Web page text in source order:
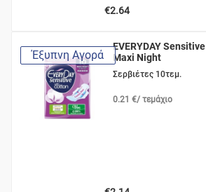
€2.64
Έξυπνη Αγορά
EVERYDAY Sensitive
Maxi Night
Σερβιέτες 10τεμ.
0.21 €/ τεμάχιο